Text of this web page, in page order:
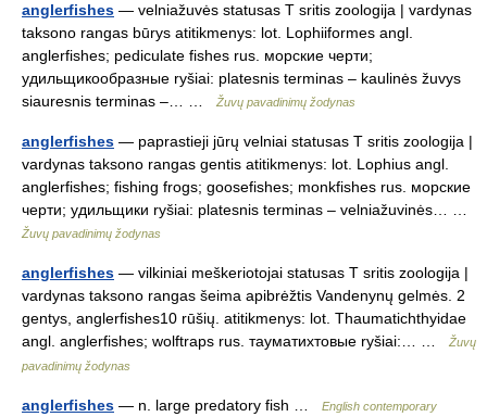
anglerfishes — velniažuvės statusas T sritis zoologija | vardynas
taksono rangas būrys atitikmenys: lot. Lophiiformes angl.
anglerfishes; pediculate fishes rus. морские черти;
удильщикообразные ryšiai: platesnis terminas – kaulinės žuvys
siauresnis terminas –… …
Žuvų pavadinimų žodynas
anglerfishes — paprastieji jūrų velniai statusas T sritis zoologija |
vardynas taksono rangas gentis atitikmenys: lot. Lophius angl.
anglerfishes; fishing frogs; goosefishes; monkfishes rus. морские
черти; удильщики ryšiai: platesnis terminas – velniažuvinės… …
Žuvų pavadinimų žodynas
anglerfishes — vilkiniai meškeriotojai statusas T sritis zoologija |
vardynas taksono rangas šeima apibrėžtis Vandenynų gelmės. 2
gentys, anglerfishes10 rūšių. atitikmenys: lot. Thaumatichthyidae
angl. anglerfishes; wolftraps rus. тауматихтовые ryšiai:… …
Žuvų
pavadinimų žodynas
anglerfishes — n. large predatory fish …
English contemporary